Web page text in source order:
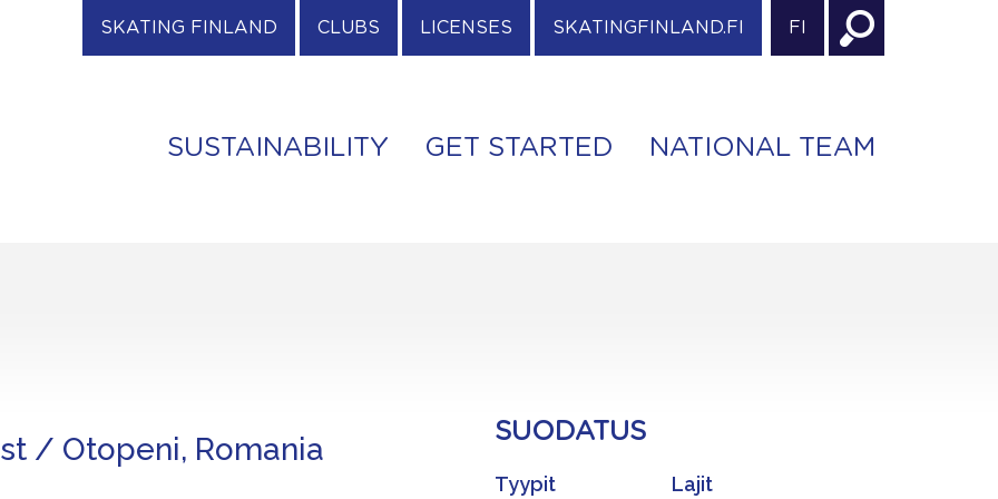
SKATING FINLAND CLUBS LICENSES SKATINGFINLAND.FI FI
SUSTAINABILITY GET STARTED NATIONAL TEAM
/ Otopeni, Romania SUODATUS
Tyypit Lajit